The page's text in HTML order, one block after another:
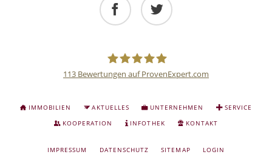
Anlage
und
113 Bewertungen auf ProvenExpert.com
NAVIGATION
ÜBERSPRINGEN
IMMOBILIEN AKTUELLES UNTERNEHMEN
SERVICE
KOOPERATION
INFOTHEK KONTAKT
NAVIGATION
IMPRESSUM DATENSCHUTZ SITEMAP LOGIN